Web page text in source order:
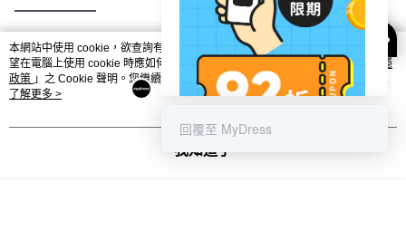
每筆HK$40.00，滿HK$350.00或以上免運費
熱門標籤
熱銷排行 最新商品 人氣推薦
本網站中使用 cookie，欲查詢有關本網站使用 cookie 方式之詳情，及若您不希
望在電腦上使用 cookie 時應如何變更電腦的 cookie 設定，請參閱本網站「
私隱
政策 」之 Cookie 聲明。您繼續使用本網站即表示您同意本公司得按本網站使用
條款之 Cookie 聲明使用 cookie。
了解更多 >
我知道了
回覆至 MyDress